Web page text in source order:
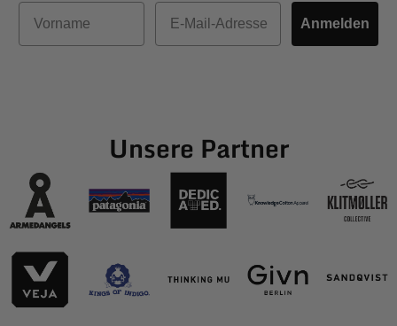
Vorname
E-Mail
Anmelden
Unsere Partner